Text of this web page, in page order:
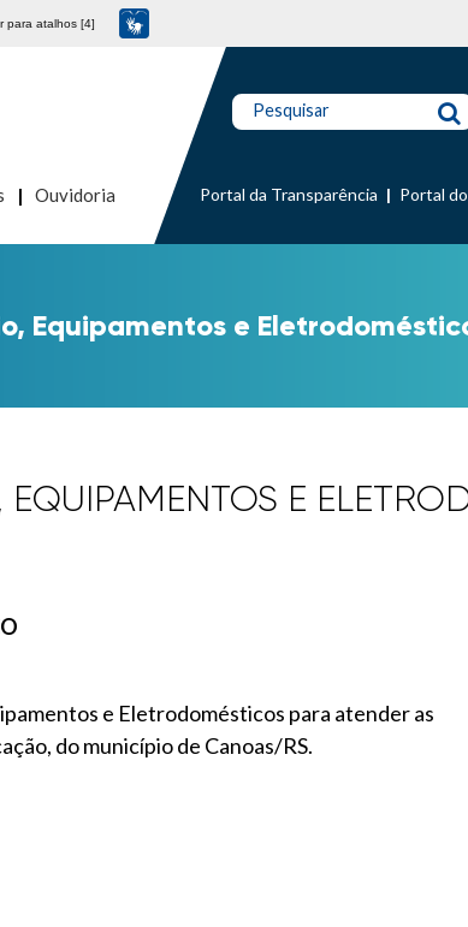
para atalhos [4]
Ouvidoria
Pesquisar
Portal da Transparência Portal
Equipamentos e
E
e Eletrodomésticos para atender as
do município de Canoas/RS.